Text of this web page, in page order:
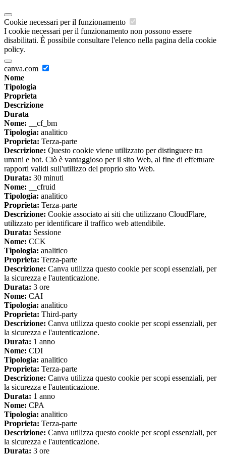
Cookie necessari per il funzionamento
I cookie necessari per il funzionamento non possono essere
disabilitati. È possibile consultare l'elenco nella pagina della cookie
policy.
canva.com
Nome
Tipologia
Proprieta
Descrizione
Durata
Nome: __cf_bm
Tipologia: analitico
Proprieta: Terza-parte
Descrizione: Questo cookie viene utilizzato per distinguere tra
umani e bot. Ciò è vantaggioso per il sito Web, al fine di effettuare
rapporti validi sull'utilizzo del proprio sito Web.
Durata: 30 minuti
Nome: __cfruid
Tipologia: analitico
Proprieta: Terza-parte
Descrizione: Cookie associato ai siti che utilizzano CloudFlare,
utilizzato per identificare il traffico web attendibile.
Durata: Sessione
Nome: CCK
Tipologia: analitico
Proprieta: Terza-parte
Descrizione: Canva utilizza questo cookie per scopi essenziali, per
la sicurezza e l'autenticazione.
Durata: 3 ore
Nome: CAI
Tipologia: analitico
Proprieta: Third-party
Descrizione: Canva utilizza questo cookie per scopi essenziali, per
la sicurezza e l'autenticazione.
Durata: 1 anno
Nome: CDI
Tipologia: analitico
Proprieta: Terza-parte
Descrizione: Canva utilizza questo cookie per scopi essenziali, per
la sicurezza e l'autenticazione.
Durata: 1 anno
Nome: CPA
Tipologia: analitico
Proprieta: Terza-parte
Descrizione: Canva utilizza questo cookie per scopi essenziali, per
la sicurezza e l'autenticazione.
Durata: 3 ore